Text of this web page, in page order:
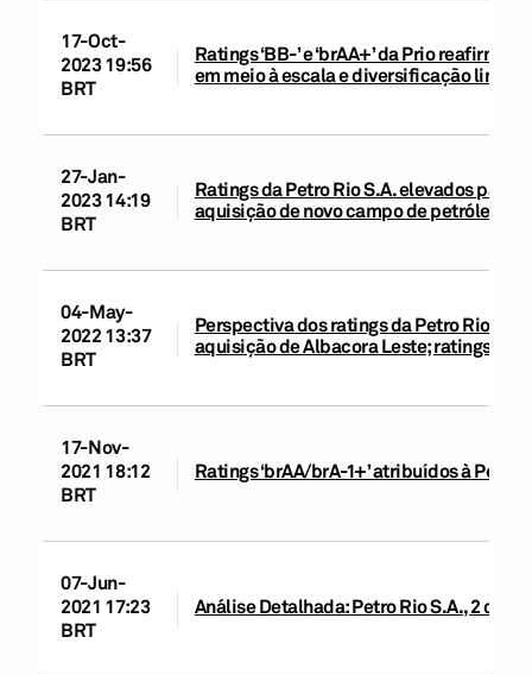
17-Oct-
2023 19:56
BRT
Ratings ‘BB-’ e ‘brAA+’ da Prio
em meio à escala e diversificação
27-Jan-
2023 14:19
BRT
Ratings da Petro Rio S.A. elevados para
aquisição de novo campo de petróleo;
04-May-
2022 13:37
BRT
Perspectiva dos ratings da Petro Rio
aquisição de Albacora Leste; ratings
17-Nov-
2021 18:12
BRT
Ratings ‘brAA/brA-1+’ atribuídos à
07-Jun-
2021 17:23
BRT
Análise Detalhada: Petro Rio S.A., 2 de